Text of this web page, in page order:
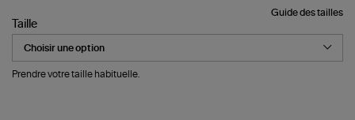
Guide des tailles
Taille
Prendre votre taille habituelle.